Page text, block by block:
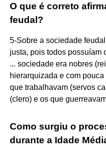
O que é correto
feudal?
5-Sobre a sociedade
justa, pois todos possuíam
... sociedade era nobres
hierarquizada e com
que trabalhavam (servos
(clero) e os que
Como surgiu o
durante a Idade